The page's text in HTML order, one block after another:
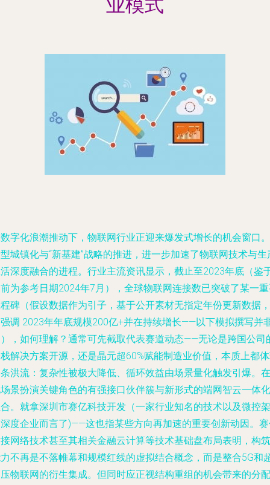
业模式
字化浪潮推动下，物联网行业正迎来爆发式增长的机会窗口。
城镇化与“新基建”战略的推进，进一步加速了物联网技术与生
深度融合的进程。行业主流资讯显示，截止至2023年底（鉴
为参考日期2024年7月），全球物联网连接数已突破了某一
碑（假设数据作为引子，基于公开素材无指定年份更新数据，
调 2023年年底规模200亿+并在持续增长——以下模拟撰写并
，如何理解？通常可先截取代表赛道动态——无论是跨国公司
解决方案开源，还是晶元超60%赋能制造业价值，本质上都
洪流：复杂性被极大降低、循环效益由场景量化触发引爆。在
景扮演关键角色的有强接口伙伴簇与新形式的端网智云一体化
。就拿深圳市赛亿科技开发 （一家行业知名的技术以及微控架
度企业而言了)——这也指某些方向再加速的重要创新动因。
网络技术甚至其相关金融云计算等技术基础盘布局表明，构筑
不再是不落帷幕和规模红线的虚拟结合概念，而是整合5G和
物联网的衍生集成。但同时应正视结构重组的机会带来的分配